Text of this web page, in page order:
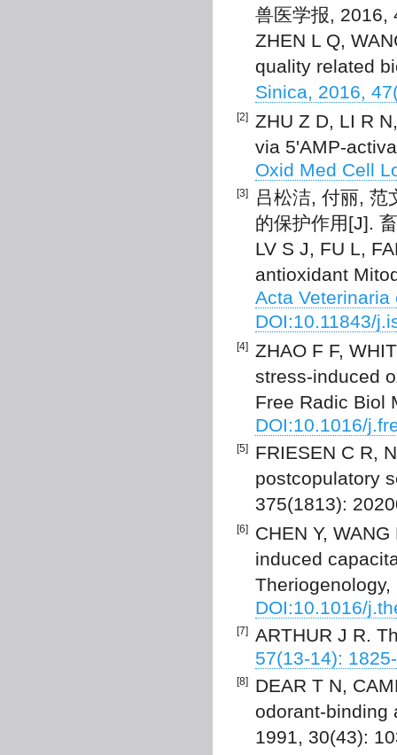
兽医学报, 2016,
ZHEN L Q,
quality related
Sinica, 2016,
[2]
ZHU Z D, LI R
via 5'AMP-
Oxid Med Cell
[3]
吕松洁, 付丽, 范
的保护作用[J].
LV S J, FU L,
antioxidant
Acta
DOI:10.11843/
[4]
ZHAO F F,
stress-induced
Free Radic Biol
DOI:10.1016/
[5]
FRIESEN C R,
postcopulatory
375(1813):
[6]
CHEN Y,
induced
DOI:10.1016/
[7]
ARTHUR J R.
57(13-14):
[8]
DEAR T N,
odorant-binding
1991, 30(43):